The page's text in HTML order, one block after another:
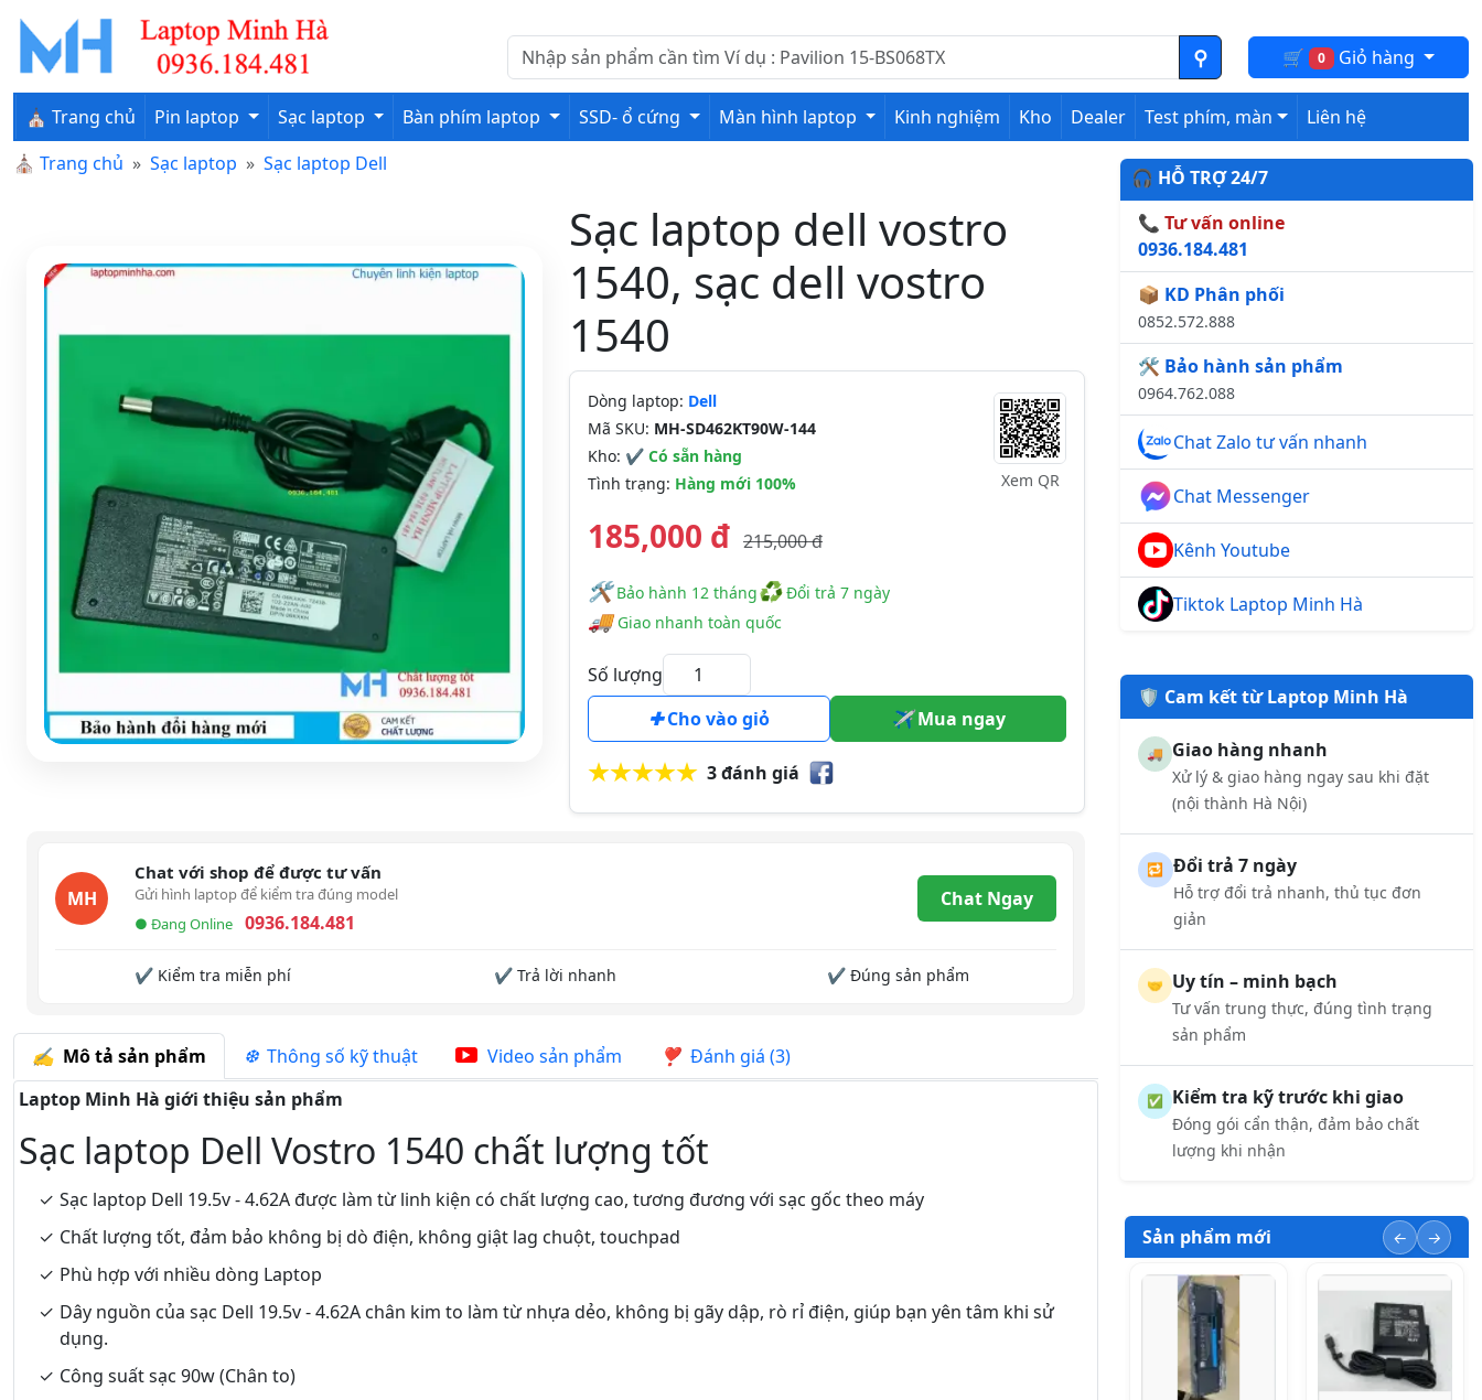
🛒 0 Giỏ hàng
⛪ Trang chủ Pin laptop Sạc laptop Bàn phím laptop SSD- ổ cứng Màn hình laptop Kinh nghiệm Kho Dealer Test phím, màn
Liên hệ
⛪ Trang chủ Sạc laptop Sạc laptop Dell
Sạc laptop dell vostro
1540, sạc dell vostro
1540
Dòng laptop: Dell
Mã SKU: MH-SD462KT90W-144
Kho: ✔ Có sẵn hàng
Tình trạng: Hàng mới 100% Xem QR
185,000 đ 215,000 đ
🛠️️ Bảo hành 12 tháng♻Đổi trả 7 ngày
🚚Giao nhanh toàn quốc
Số lượng
Cho vào giỏ
Mua ngay
3 đánh giá
MH
Chat với shop để được tư vấn
Gửi hình laptop để kiểm tra đúng model
● Đang Online
0936.184.481
Chat Ngay
✔ Kiểm tra miễn phí ✔ Trả lời nhanh ✔ Đúng sản phẩm
Mô tả sản phẩm Thông số kỹ thuật Video sản phẩm
Đánh giá (3)
Laptop Minh Hà giới thiệu sản phẩm
Sạc laptop Dell Vostro 1540 chất lượng tốt
Sạc laptop Dell 19.5v - 4.62A được làm từ linh kiện có chất lượng cao, tương đương với sạc gốc theo máy
Chất lượng tốt, đảm bảo không bị dò điện, không giật lag chuột, touchpad
Phù hợp với nhiều dòng Laptop
Dây nguồn của sạc Dell 19.5v - 4.62A chân kim to làm từ nhựa dẻo, không bị gãy dập, rò rỉ điện, giúp bạn yên tâm khi sử
dụng.
Công suất sạc 90w (Chân to)
🎧 HỖ TRỢ 24/7
📞 Tư vấn online
0936.184.481
📦 KD Phân phối
0852.572.888
🛠️ Bảo hành sản phẩm
0964.762.088
Chat Zalo tư vấn nhanh
Chat Messenger
Kênh Youtube
Tiktok Laptop Minh Hà
🛡️ Cam kết từ Laptop Minh Hà
🚚 Giao hàng nhanh
Xử lý & giao hàng ngay sau khi đặt
(nội thành Hà Nội)
🔁 Đổi trả 7 ngày
Hỗ trợ đổi trả nhanh, thủ tục đơn
giản
🤝 Uy tín – minh bạch
Tư vấn trung thực, đúng tình trạng
sản phẩm
✅ Kiểm tra kỹ trước khi giao
Đóng gói cẩn thận, đảm bảo chất
lượng khi nhận
Sản phẩm mới